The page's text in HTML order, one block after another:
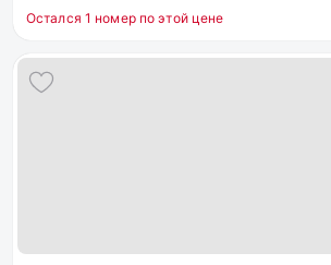
Остался 1 номер по этой цене